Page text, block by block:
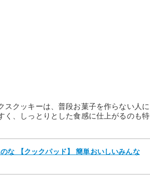
スクッキーは、普段お菓子を作らない人に
く、しっとりとした食感に仕上がるのも特
な 【クックパッド】 簡単おいしいみんな